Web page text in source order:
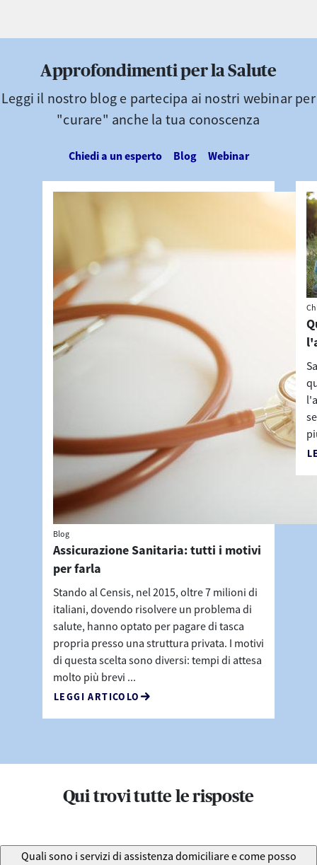
Approfondimenti per la Salute
Leggi il nostro blog e partecipa ai nostri webinar per
"curare" anche la tua conoscenza
Chiedi a un esperto Blog Webinar
Blog
Assicurazione Sanitaria: tutti i motivi
per farla
Stando al Censis, nel 2015, oltre 7 milioni di
italiani, dovendo risolvere un problema di
salute, hanno optato per pagare di tasca
propria presso una struttura privata. I motivi
di questa scelta sono diversi: tempi di attesa
molto più brevi ...
LEGGI ARTICOLO
Qui trovi tutte le risposte
Quali sono i servizi di assistenza domiciliare e come posso